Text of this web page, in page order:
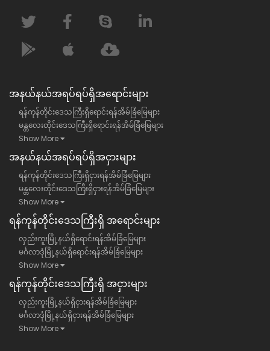
အနယ်နယ်အရပ်ရပ်ရှိအရောင်းများ
ရန်ကုန်တိုင်းဒေသကြီးရှိရောင်းရန်အိမ်ခြံမြေများ
မန္တလေးတိုင်းဒေသကြီးရှိရောင်းရန်အိမ်ခြံမြေများ
Show More
အနယ်နယ်အရပ်ရပ်ရှိအငှားများ
ရန်ကုန်တိုင်းဒေသကြီးရှိငှားရန်အိမ်ခြံမြေများ
မန္တလေးတိုင်းဒေသကြီးရှိငှားရန်အိမ်ခြံမြေများ
Show More
ရန်​ကုန်တိုင်းဒေသကြီး​ရှိ အရောင်းများ
လှည်းကူးမြို့နယ်ရှိရောင်းရန်အိမ်ခြံမြေများ
မင်္ဂလာဒုံမြို့နယ်ရှိရောင်းရန်အိမ်ခြံမြေများ
Show More
ရန်​ကုန်တိုင်းဒေသကြီး​ရှိ အငှားများ
လှည်းကူးမြို့နယ်ရှိငှားရန်အိမ်ခြံမြေများ
မင်္ဂလာဒုံမြို့နယ်ရှိငှားရန်အိမ်ခြံမြေများ
Show More